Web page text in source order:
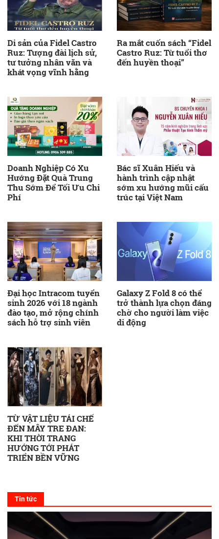
Di sản của Fidel Castro
Ruz: Tượng đài lịch sử,
tư tưởng nhân văn và
khát vọng vĩnh hằng
Ra mắt cuốn sách “Fidel
Castro Ruz: Từ tuổi thơ
đến huyền thoại”
Doanh Nghiệp Có Xu
Hướng Đặt Quà Trung
Thu Sớm Để Tối Ưu Chi
Phí
Bác sĩ Xuân Hiếu và
hành trình cập nhật
sớm xu hướng mũi cấu
trúc tại Việt Nam
Đại học Intracom tuyển
sinh 2026 với 18 ngành
đào tạo, mở rộng chính
sách hỗ trợ sinh viên
Galaxy Z Fold 8 có thể
trở thành lựa chọn đáng
chờ cho người làm việc
di động
TỪ VẬT LIỆU TÁI CHẾ
ĐẾN MÂY TRE ĐAN:
KHI THỜI TRANG
HƯỚNG TỚI PHÁT
TRIỂN BỀN VỮNG
Tin tức